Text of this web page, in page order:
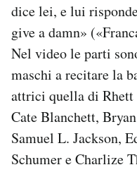
Newsletter
Notifiche mobile
Regala il Post
Hai bisogno di aiuto?
dice lei, e lui
give a damn»
Nel video le parti
maschi a recitare la
attrici quella di
Cate Blanchett,
Samuel L. Jackson,
Schumer e Charlize